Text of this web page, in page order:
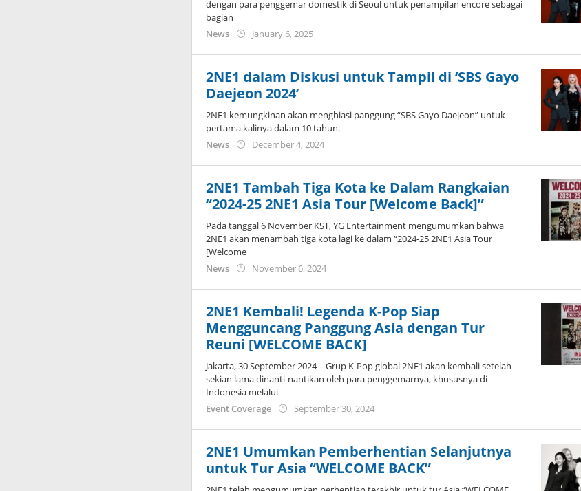
dengan para penggemar domestik di Seoul untuk penampilan encore sebagai
bagian
News
January 6, 2025by
2NE1 dalam Diskusi untuk Tampil di ‘SBS Gayo
Daejeon 2024’
2NE1 kemungkinan akan menghiasi panggung “SBS Gayo Daejeon” untuk
pertama kalinya dalam 10 tahun.
News
December 4, 2024by
2NE1 Tambah Tiga Kota ke Dalam Rangkaian
“2024-25 2NE1 Asia Tour [Welcome Back]”
Pada tanggal 6 November KST, YG Entertainment mengumumkan bahwa
2NE1 akan menambah tiga kota lagi ke dalam “2024-25 2NE1 Asia Tour
[Welcome
News
November 6, 2024by
2NE1 Kembali! Legenda K-Pop Siap
Mengguncang Panggung Asia dengan Tur
Reuni [WELCOME BACK]
Jakarta, 30 September 2024 – Grup K-Pop global 2NE1 akan kembali setelah
sekian lama dinanti-nantikan oleh para penggemarnya, khususnya di
Indonesia melalui
Event Coverage
September 30, 2024by
2NE1 Umumkan Pemberhentian Selanjutnya
untuk Tur Asia “WELCOME BACK”